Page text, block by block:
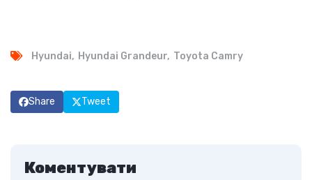
Hyundai Hyundai Grandeur Toyota Camry
Share Tweet
Коментувати